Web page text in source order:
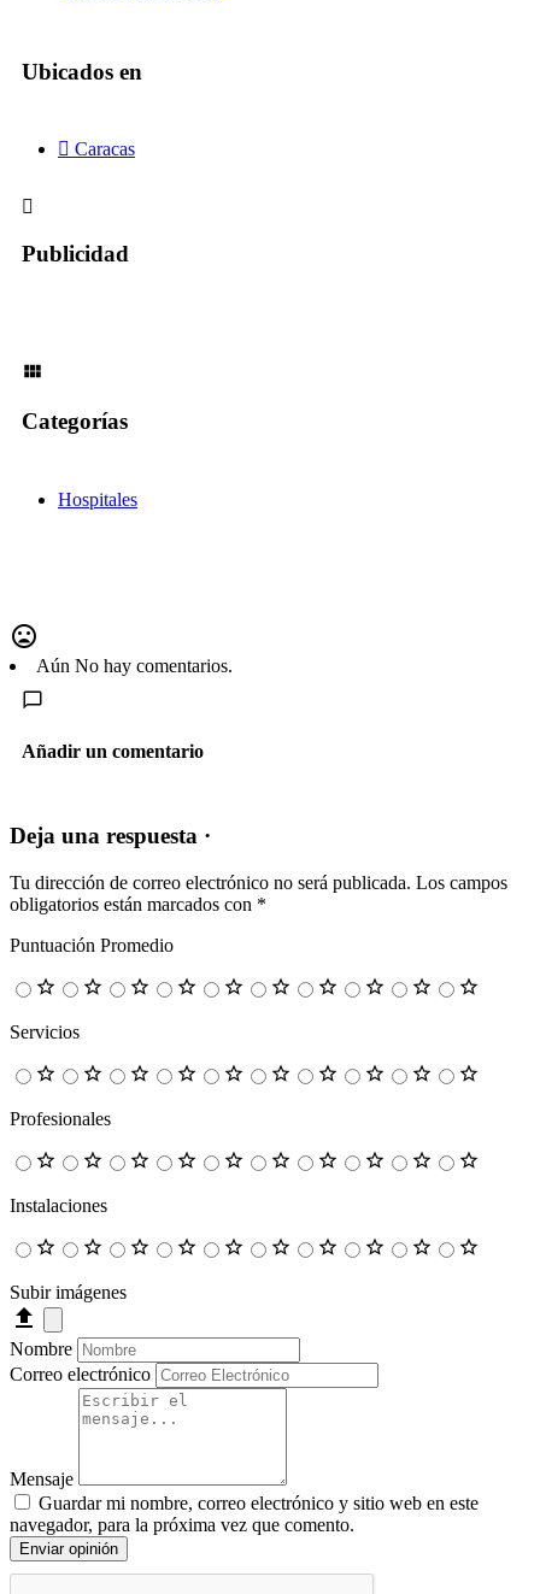
Ubicados en
Caracas
Publicidad
Categorías
Hospitales
Aún No hay comentarios.
Añadir un comentario
Deja una respuesta ·
Tu dirección de correo electrónico no será publicada. Los campos
obligatorios están marcados con *
Puntuación Promedio
Servicios
Profesionales
Instalaciones
Subir imágenes
Nombre
Correo electrónico
Mensaje
Guardar mi nombre, correo electrónico y sitio web en este
navegador, para la próxima vez que comento.
Enviar opinión